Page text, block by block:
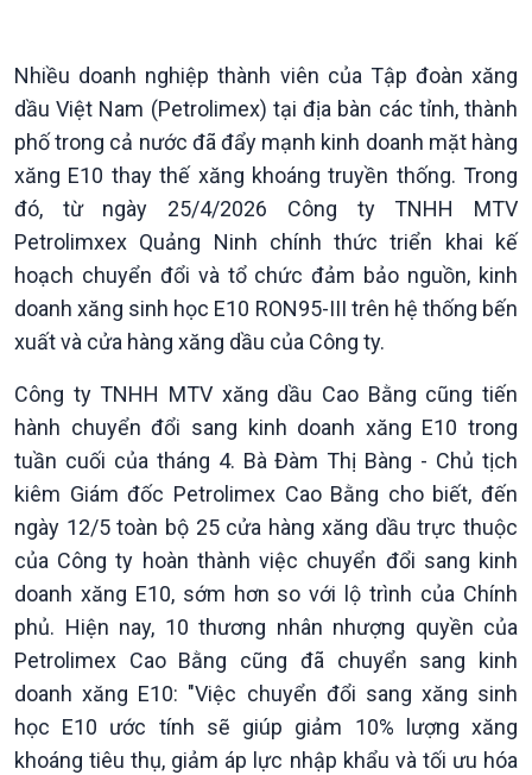
Chính trị
Tin Chính trị
Chính phủ với người dân
Thế giới
Tin thế giới
Vấn đề quốc tế
Nhiều doanh nghiệp thành viên của Tập đoàn xăng
dầu Việt Nam (Petrolimex) tại địa bàn các tỉnh, thành
phố trong cả nước đã đẩy mạnh kinh doanh mặt hàng
xăng E10 thay thế xăng khoáng truyền thống. Trong
đó, từ ngày 25/4/2026 Công ty TNHH MTV
Petrolimxex Quảng Ninh chính thức triển khai kế
hoạch chuyển đổi và tổ chức đảm bảo nguồn, kinh
doanh xăng sinh học E10 RON95-III trên hệ thống bến
xuất và cửa hàng xăng dầu của Công ty.
Công ty TNHH MTV xăng dầu Cao Bằng cũng tiến
hành chuyển đổi sang kinh doanh xăng E10 trong
tuần cuối của tháng 4. Bà Đàm Thị Bàng - Chủ tịch
kiêm Giám đốc Petrolimex Cao Bằng cho biết, đến
ngày 12/5 toàn bộ 25 cửa hàng xăng dầu trực thuộc
của Công ty hoàn thành việc chuyển đổi sang kinh
doanh xăng E10, sớm hơn so với lộ trình của Chính
phủ. Hiện nay, 10 thương nhân nhượng quyền của
Petrolimex Cao Bằng cũng đã chuyển sang kinh
doanh xăng E10: "Việc chuyển đổi sang xăng sinh
học E10 ước tính sẽ giúp giảm 10% lượng xăng
khoáng tiêu thụ, giảm áp lực nhập khẩu và tối ưu hóa